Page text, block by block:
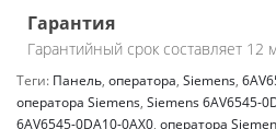
Гарантия
Гарантийный срок составляет 12
Теги: Панель, оператора, Siemens,
оператора Siemens, Siemens 6AV6545-
6AV6545-0DA10-0AX0, оператора